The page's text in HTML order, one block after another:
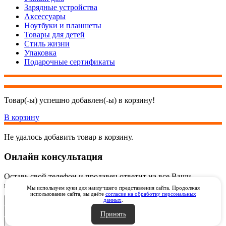
Зарядные устройства
Аксессуары
Ноутбуки и планшеты
Товары для детей
Стиль жизни
Упаковка
Подарочные сертификаты
Товар(-ы) успешно добавлен(-ы) в корзину!
В корзину
Не удалось добавить товар в корзину.
Мы используем куки для наилучшего представления сайта. Продолжая
использование сайта, вы даёте согласие на обработку персональных
данных
Принять
Онлайн консультация
Оставь свой телефон и продавец ответит на все Ваши
вопросы онлайн через видеозвонок через WhatsApp